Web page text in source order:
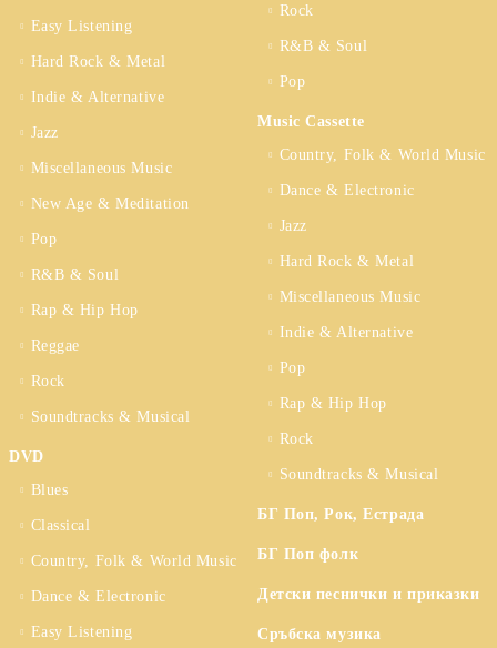
Easy Listening
Hard Rock & Metal
Indie & Alternative
Jazz
Miscellaneous Music
New Age & Meditation
Pop
R&B & Soul
Rap & Hip Hop
Reggae
Rock
Soundtracks & Musical
DVD
Blues
Classical
Country, Folk & World Music
Dance & Electronic
Easy Listening
Rock
R&B & Soul
Pop
Music Cassette
Country, Folk & World Music
Dance & Electronic
Jazz
Hard Rock & Metal
Miscellaneous Music
Indie & Alternative
Pop
Rap & Hip Hop
Rock
Soundtracks & Musical
БГ Поп, Рок, Естрада
БГ Поп фолк
Детски песнички и приказки
Сръбска музика